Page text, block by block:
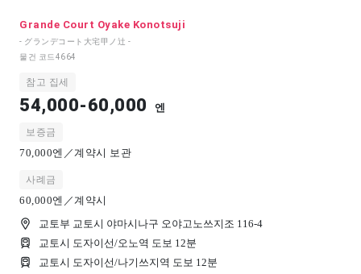
Grande Court Oyake Konotsuji
- グランデコート大宅甲ノ辻 -
물건 코드 4664
참고 집세
54,000-60,000 엔
보증금
70,000엔／계약시 보관
사례금
60,000엔／계약시
교토부 교토시 야마시나구 오야고노쓰지조 116-4
교토시 도자이선/오노역 도보 12분
교토시 도자이선/나기쓰지역 도보 12분